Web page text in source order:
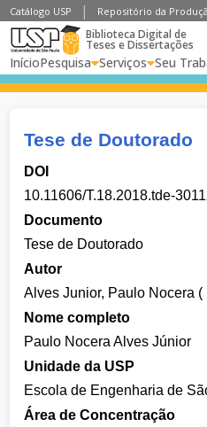
Catálogo USP Repositório da
Biblioteca Digital de
Teses e Dissertações
InícioPesquisa Serviços Seu
Tese de Doutorado
DOI
10.11606/T.18.2018.tde-
Documento
Tese de Doutorado
Autor
Alves Junior, Paulo Nocera (
Nome completo
Paulo Nocera Alves Júnior
Unidade da USP
Escola de Engenharia de
Área de Concentração